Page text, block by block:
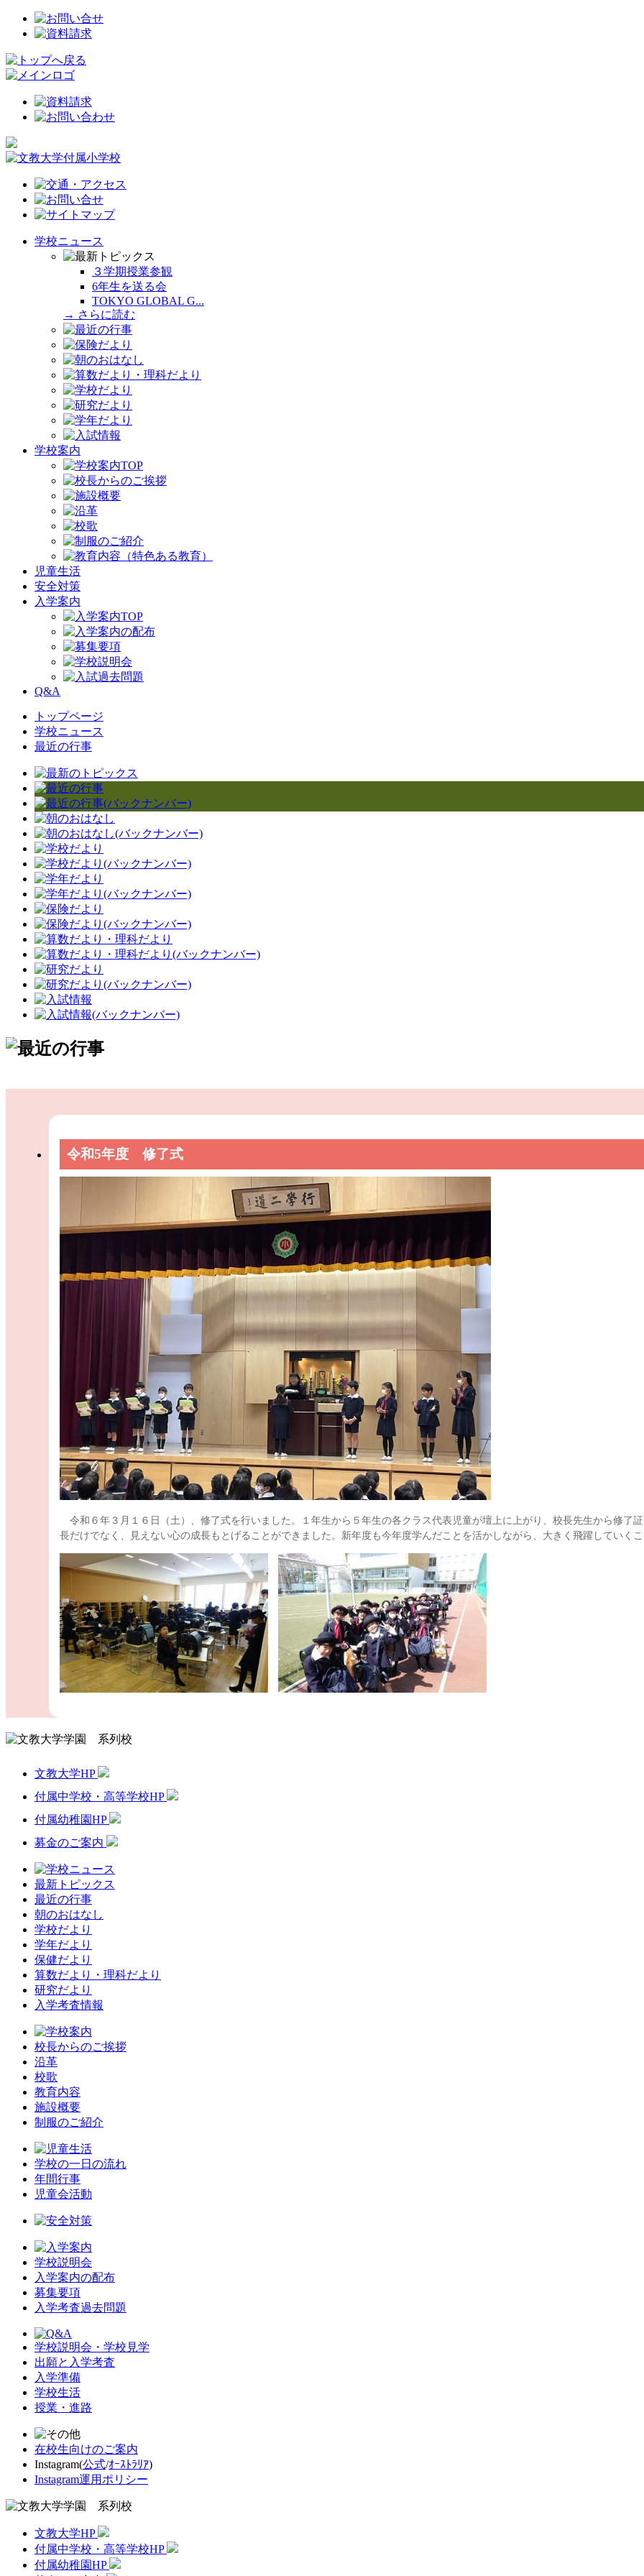
学校ニュース
３学期授業参観
6年生を送る会
TOKYO GLOBAL G...
→ さらに読む
学校案内
児童生活
安全対策
入学案内
Q&A
トップページ
学校ニュース
最近の行事
令和5年度 修了式
令和６年３月１６日（土）、修了式を行いました。１年生から５年生の各クラス代表児童が壇上に上がり、校長先生から修了
長だけでなく、見えない心の成長もとげることができました。新年度も今年度学んだことを活かしながら、大きく飛躍していく
文教大学HP
付属中学校・高等学校HP
付属幼稚園HP
募金のご案内
最新トピックス
最近の行事
朝のおはなし
学校だより
学年だより
保健だより
算数だより・理科だより
研究だより
入学考査情報
校長からのご挨拶
沿革
校歌
教育内容
施設概要
制服のご紹介
学校の一日の流れ
年間行事
児童会活動
学校説明会
入学案内の配布
募集要項
入学考査過去問題
学校説明会・学校見学
出願と入学考査
入学準備
学校生活
授業・進路
在校生向けのご案内
Instagram(公式/ｵｰｽﾄﾗﾘｱ)
Instagram運用ポリシー
文教大学HP
付属中学校・高等学校HP
付属幼稚園HP